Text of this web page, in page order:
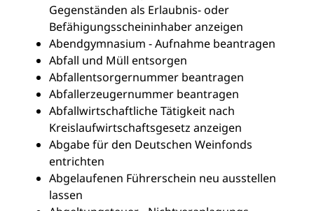
Gegenständen als Erlaubnis- oder
Befähigungsscheininhaber anzeigen
Abendgymnasium - Aufnahme beantragen
Abfall und Müll entsorgen
Abfallentsorgernummer beantragen
Abfallerzeugernummer beantragen
Abfallwirtschaftliche Tätigkeit nach
Kreislaufwirtschaftsgesetz anzeigen
Abgabe für den Deutschen Weinfonds
entrichten
Abgelaufenen Führerschein neu ausstellen
lassen